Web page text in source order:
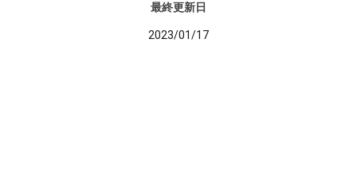
最終更新日
2023/01/17